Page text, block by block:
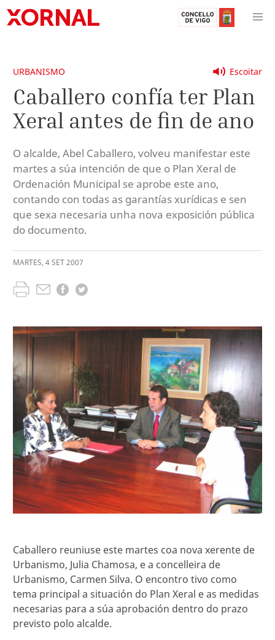
Escoitar
URBANISMO
Caballero confía ter Plan
Xeral antes de fin de ano
O alcalde, Abel Caballero, volveu manifestar este
martes a súa intención de que o Plan Xeral de
Ordenación Municipal se aprobe este ano,
contando con todas as garantías xurídicas e sen
que sexa necesaria unha nova exposición pública
do documento.
MARTES, 4SET2007
Caballero reuniuse este martes coa nova xerente de
Urbanismo, Julia Chamosa, e a concelleira de
Urbanismo, Carmen Silva. O encontro tivo como
tema principal a situación do Plan Xeral e as medidas
necesarias para a súa aprobación dentro do prazo
previsto polo alcalde.